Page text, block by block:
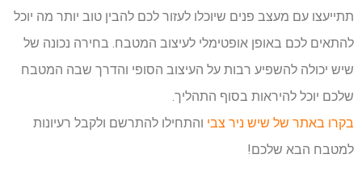
תתייעצו עם מעצב פנים שיוכלו לעזור לכם להבין טוב יותר מה יוכל
להתאים לכם באופן אופטימלי לעיצוב המטבח. בחירה נכונה של
שיש יכולה להשפיע רבות על העיצוב הסופי והדרך שבה המטבח
שלכם יוכל להיראות בסוף התהליך.
בקרו באתר של שיש ניר צבי והתחילו להתרשם ולקבל רעיונות
למטבח הבא שלכם!